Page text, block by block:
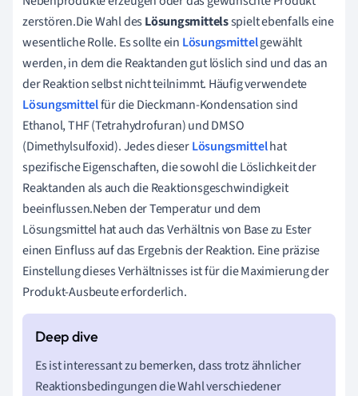
zerstören.Die Wahl desLösungsmittelsspielt ebenfalls eine
wesentliche Rolle. Es sollte ein Lösungsmittelgewählt
werden, in dem die Reaktanden gut löslich sind und das an
der Reaktion selbst nicht teilnimmt. Häufig verwendete
Lösungsmittelfür die Dieckmann-Kondensation sind
Ethanol, THF (Tetrahydrofuran) und DMSO
(Dimethylsulfoxid). Jedes dieserLösungsmittelhat
spezifische Eigenschaften, die sowohl die Löslichkeit der
Reaktanden als auch die Reaktionsgeschwindigkeit
beeinflussen.Neben der Temperatur und dem
Lösungsmittel hat auch das Verhältnis von Base zu Ester
einen Einfluss auf das Ergebnis der Reaktion. Eine präzise
Einstellung dieses Verhältnisses ist für die Maximierung der
Produkt-Ausbeute erforderlich.
Es ist interessant zu bemerken, dass trotz ähnlicher
Reaktionsbedingungen die Wahl verschiedener